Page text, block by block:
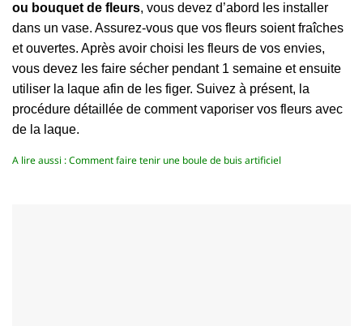
ou bouquet de fleurs, vous devez d’abord les installer
dans un vase. Assurez-vous que vos fleurs soient fraîches
et ouvertes. Après avoir choisi les fleurs de vos envies,
vous devez les faire sécher pendant 1 semaine et ensuite
utiliser la laque afin de les figer. Suivez à présent, la
procédure détaillée de comment vaporiser vos fleurs avec
de la laque.
A lire aussi : Comment faire tenir une boule de buis artificiel